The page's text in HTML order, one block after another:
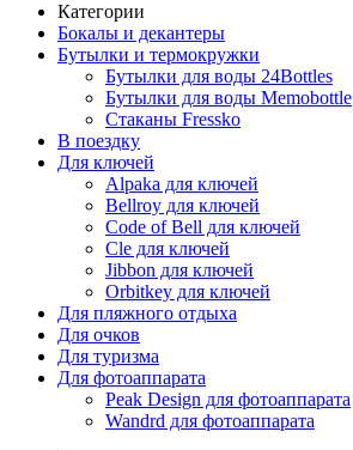
Категории
Бокалы и декантеры
Бутылки и термокружки
Бутылки для воды 24Bottles
Бутылки для воды Memobottle
Стаканы Fressko
В поездку
Для ключей
Alpaka для ключей
Bellroy для ключей
Code of Bell для ключей
Cle для ключей
Jibbon для ключей
Orbitkey для ключей
Для пляжного отдыха
Для очков
Для туризма
Для фотоаппарата
Peak Design для фотоаппарата
Wandrd для фотоаппарата